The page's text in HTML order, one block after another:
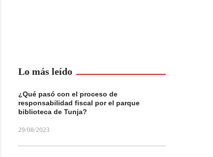
Lo más leído
¿Qué pasó con el proceso de
responsabilidad fiscal por el parque
biblioteca de Tunja?
29/08/2023